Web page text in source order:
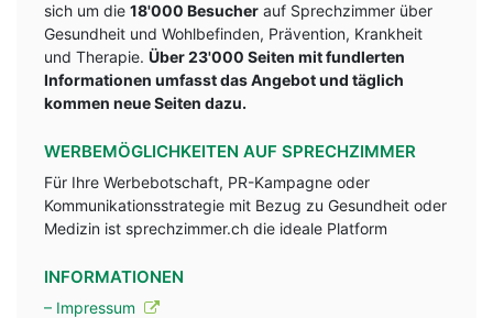
sich um die 18'000 Besucher auf Sprechzimmer über
Gesundheit und Wohlbefinden, Prävention, Krankheit
und Therapie. Über 23'000 Seiten mit fundlerten
Informationen umfasst das Angebot und täglich
kommen neue Seiten dazu.
WERBEMÖGLICHKEITEN AUF SPRECHZIMMER
Für Ihre Werbebotschaft, PR-Kampagne oder
Kommunikationsstrategie mit Bezug zu Gesundheit oder
Medizin ist sprechzimmer.ch die ideale Platform
INFORMATIONEN
– Impressum